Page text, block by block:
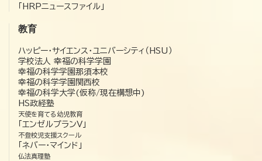
「HRPニュースファイル」
教育
ハッピー・サイエンス・ユニバーシティ（HSU）
学校法人 幸福の科学学園
幸福の科学学園那須本校
幸福の科学学園関西校
幸福の科学大学(仮称/現在構想中)
HS政経塾
天使を育てる幼児教育
「エンゼルプランV」
不登校児支援スクール
「ネバー・マインド」
仏法真理塾